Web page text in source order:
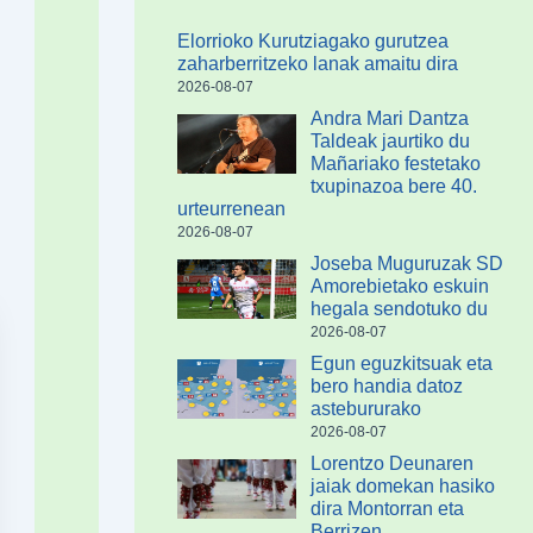
Elorrioko Kurutziagako gurutzea
zaharberritzeko lanak amaitu dira
2026-08-07
Andra Mari Dantza
Taldeak jaurtiko du
Mañariako festetako
txupinazoa bere 40.
urteurrenean
2026-08-07
Joseba Muguruzak SD
Amorebietako eskuin
hegala sendotuko du
2026-08-07
Egun eguzkitsuak eta
bero handia datoz
astebururako
2026-08-07
Lorentzo Deunaren
jaiak domekan hasiko
dira Montorran eta